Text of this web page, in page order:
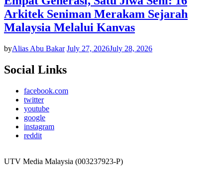
Arkitek Seniman Merakam Sejarah
Malaysia Melalui Kanvas
byAlias Abu Bakar July 27, 2026July 28, 2026
Social Links
facebook.com
twitter
youtube
google
instagram
reddit
UTV Media Malaysia (003237923-P)